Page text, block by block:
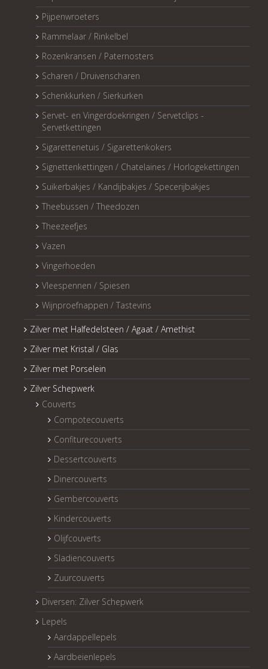
Pijpenwroeters
Rammelaar / Rinkelbel
Rozenkransen / Paternosters
Scharen / Druivenscharen
Schenkkurken / Sierkurken
Servet- en Vingerdoekringen / Servetclips -
Servetkettingen
Sigarettenetuis / Sigarettenkokers
Signettenkettingen / Chatelaines / Horlogekettingen
Suikerbakjes / Kandijbakjes / Specerijbakjes
Theebussen / Theedozen
Theezeefjes
Vazen
Vingerhoeden
Vleespennen / Spiesen
Wijnproefnappen / Tastevins
Zilver met Halfedelsteen / Agaat / Amethist
Zilver met Kristal / Glas
Zilver met Porselein
Zilver Schepwerk
Couverts
Compotecouverts
Confiturecouverts
Dessertcouverts
Dinercouverts
Gembercouverts
Kindercouverts
Olijfcouverts
Sladiencouverts
Zuurcouverts
Diversen: Zilver Schepwerk
Lepels
Aardappellepels
Aardbeienlepels